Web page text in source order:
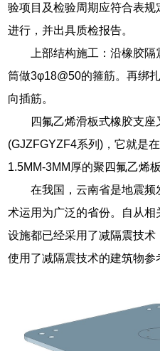
验项目及检验周期应符合表
进行，并出具质检报告。
上部结构施工：沿橡胶
筒做3φ18@50的箍筋。再绑
向插筋。
四氟乙烯滑板式橡胶支
(GJZFGYZF4系列)，它就是
1.5MM-3MM厚的聚四氟乙烯板
在我国，云南省是地震
术运用为广泛的省份。自从
设施都已经采用了减隔震技术
使用了减隔震技术的建筑物参